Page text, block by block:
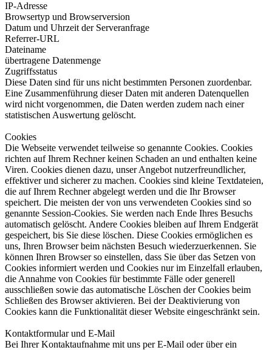
IP-Adresse
Browsertyp und Browserversion
Datum und Uhrzeit der Serveranfrage
Referrer-URL
Dateiname
übertragene Datenmenge
Zugriffsstatus
Diese Daten sind für uns nicht bestimmten Personen zuordenbar.
Eine Zusammenführung dieser Daten mit anderen Datenquellen
wird nicht vorgenommen, die Daten werden zudem nach einer
statistischen Auswertung gelöscht.
Cookies
Die Webseite verwendet teilweise so genannte Cookies. Cookies
richten auf Ihrem Rechner keinen Schaden an und enthalten keine
Viren. Cookies dienen dazu, unser Angebot nutzerfreundlicher,
effektiver und sicherer zu machen. Cookies sind kleine Textdateien,
die auf Ihrem Rechner abgelegt werden und die Ihr Browser
speichert. Die meisten der von uns verwendeten Cookies sind so
genannte Session-Cookies. Sie werden nach Ende Ihres Besuchs
automatisch gelöscht. Andere Cookies bleiben auf Ihrem Endgerät
gespeichert, bis Sie diese löschen. Diese Cookies ermöglichen es
uns, Ihren Browser beim nächsten Besuch wiederzuerkennen. Sie
können Ihren Browser so einstellen, dass Sie über das Setzen von
Cookies informiert werden und Cookies nur im Einzelfall erlauben,
die Annahme von Cookies für bestimmte Fälle oder generell
ausschließen sowie das automatische Löschen der Cookies beim
Schließen des Browser aktivieren. Bei der Deaktivierung von
Cookies kann die Funktionalität dieser Website eingeschränkt sein.
Kontaktformular und E-Mail
Bei Ihrer Kontaktaufnahme mit uns per E-Mail oder über ein